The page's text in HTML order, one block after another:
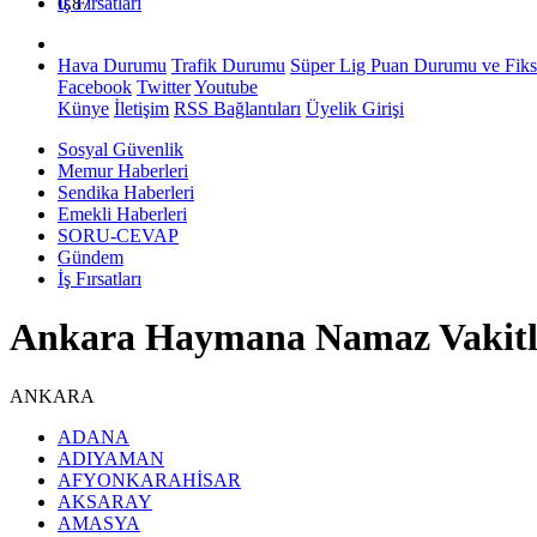
Hava Durumu Trafik Durumu Süper Lig Puan Durumu ve
Facebook TwitterYoutube
Künye İletişim RSS Bağlantıları Üyelik Girişi
Sosyal Güvenlik
Memur Haberleri
Sendika Haberleri
Emekli Haberleri
SORU-CEVAP
Gündem
İş Fırsatları
Ankara Haymana Namaz
ANKARA
ADANA
ADIYAMAN
AFYONKARAHİSAR
AKSARAY
AMASYA